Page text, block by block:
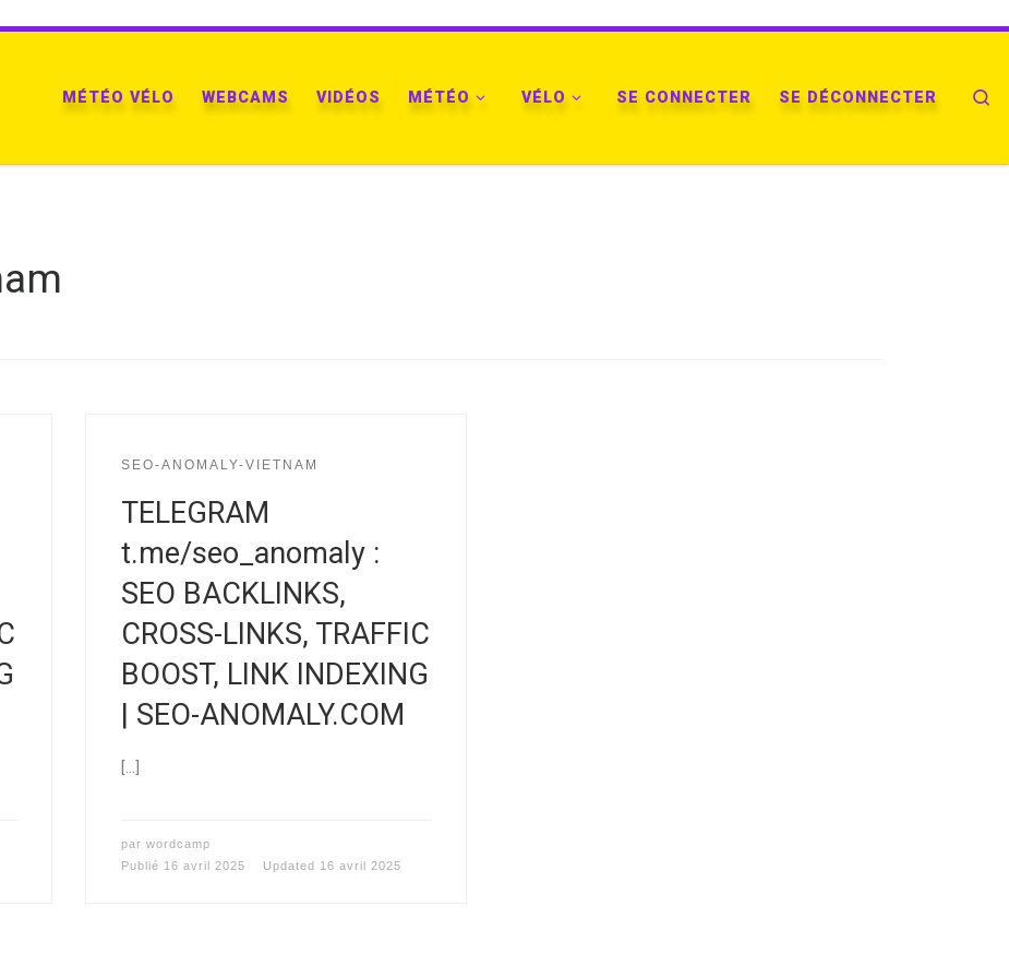
MÉTÉO VÉLO WEBCAMS VIDÉOS MÉTÉO VÉLO SE CONNECTER SE DÉCONNECTER
SEO-ANOMALY-VIETNAM
TELEGRAM
t.me/seo_anomaly :
SEO BACKLINKS,
CROSS-LINKS, TRAFFIC
BOOST, LINK INDEXING
| SEO-ANOMALY.COM
[…]
par wordcamp
Publié 16 avril 2025 Updated 16 avril 2025